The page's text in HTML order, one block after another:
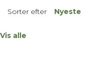
Sorter efter
Vis alle